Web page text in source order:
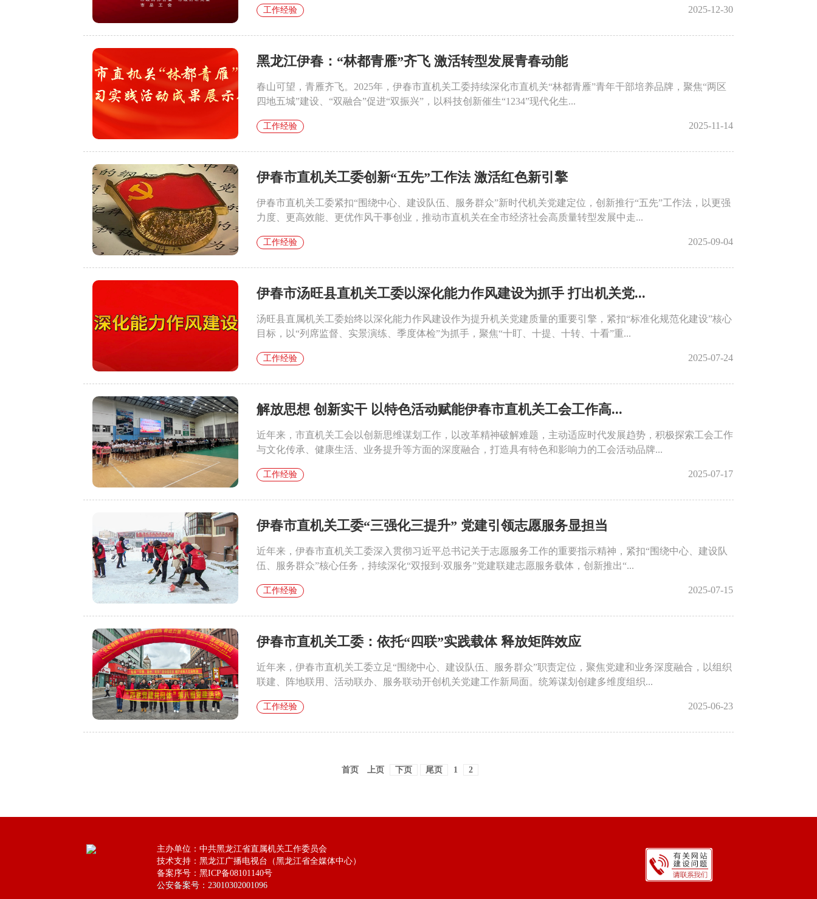
工作经验 2025-12-30
黑龙江伊春：“林都青雁”齐飞 激活转型发展青春动能
春山可望，青雁齐飞。2025年，伊春市直机关工委持续深化市直机关“林都青雁”青年干部培养品牌，聚焦“两区
四地五城”建设、“双融合”促进“双振兴”，以科技创新催生“1234”现代化生...
工作经验 2025-11-14
伊春市直机关工委创新“五先”工作法 激活红色新引擎
伊春市直机关工委紧扣“围绕中心、建设队伍、服务群众”新时代机关党建定位，创新推行“五先”工作法，以更强
力度、更高效能、更优作风干事创业，推动市直机关在全市经济社会高质量转型发展中走...
工作经验 2025-09-04
伊春市汤旺县直机关工委以深化能力作风建设为抓手 打出机关党...
汤旺县直属机关工委始终以深化能力作风建设作为提升机关党建质量的重要引擎，紧扣“标准化规范化建设”核心
目标，以“列席监督、实景演练、季度体检”为抓手，聚焦“十盯、十提、十转、十看”重...
工作经验 2025-07-24
解放思想 创新实干 以特色活动赋能伊春市直机关工会工作高...
近年来，市直机关工会以创新思维谋划工作，以改革精神破解难题，主动适应时代发展趋势，积极探索工会工作
与文化传承、健康生活、业务提升等方面的深度融合，打造具有特色和影响力的工会活动品牌...
工作经验 2025-07-17
伊春市直机关工委“三强化三提升” 党建引领志愿服务显担当
近年来，伊春市直机关工委深入贯彻习近平总书记关于志愿服务工作的重要指示精神，紧扣“围绕中心、建设队
伍、服务群众”核心任务，持续深化“双报到·双服务”党建联建志愿服务载体，创新推出“...
工作经验 2025-07-15
伊春市直机关工委：依托“四联”实践载体 释放矩阵效应
近年来，伊春市直机关工委立足“围绕中心、建设队伍、服务群众”职责定位，聚焦党建和业务深度融合，以组织
联建、阵地联用、活动联办、服务联动开创机关党建工作新局面。统筹谋划创建多维度组织...
工作经验 2025-06-23
首页 上页 下页 尾页 1 2
主办单位：中共黑龙江省直属机关工作委员会
技术支持：黑龙江广播电视台（黑龙江省全媒体中心）
备案序号：黑ICP备08101140号
公安备案号：23010302001096
公安备案号：23010302001096